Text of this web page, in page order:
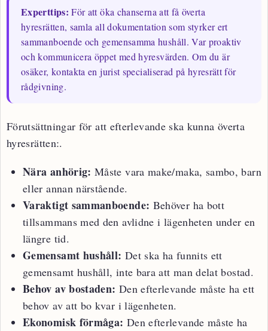
Experttips: För att öka chanserna att få överta
hyresrätten, samla all dokumentation som styrker ert
sammanboende och gemensamma hushåll. Var proaktiv
och kommunicera öppet med hyresvärden. Om du är
osäker, kontakta en jurist specialiserad på hyresrätt för
rådgivning.
Förutsättningar för att efterlevande ska kunna överta
hyresrätten:.
Nära anhörig: Måste vara make/maka, sambo, barn
eller annan närstående.
Varaktigt sammanboende: Behöver ha bott
tillsammans med den avlidne i lägenheten under en
längre tid.
Gemensamt hushåll: Det ska ha funnits ett
gemensamt hushåll, inte bara att man delat bostad.
Behov av bostaden: Den efterlevande måste ha ett
behov av att bo kvar i lägenheten.
Ekonomisk förmåga: Den efterlevande måste ha